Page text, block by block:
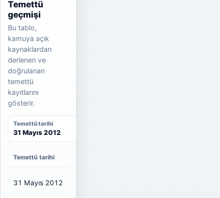
Temettü
geçmişi
Bu tablo,
kamuya açık
kaynaklardan
derlenen ve
doğrulanan
temettü
kayıtlarını
gösterir.
Temettü tarihi
31 Mayıs 2012
Temettü tarihi
31 Mayıs 2012